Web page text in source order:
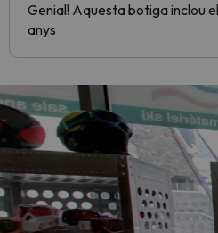
Genial! Aquesta botiga inclou el
anys